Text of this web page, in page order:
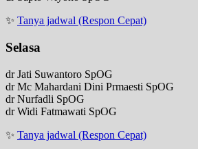
✨ Tanya jadwal (Respon Cepat)
Selasa
dr Jati Suwantoro SpOG
dr Mc Mahardani Dini Prmaesti SpOG
dr Nurfadli SpOG
dr Widi Fatmawati SpOG
✨ Tanya jadwal (Respon Cepat)